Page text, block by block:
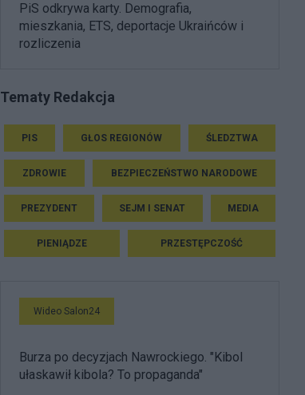
PiS odkrywa karty. Demografia,
mieszkania, ETS, deportacje Ukraińców i
rozliczenia
Tematy Redakcja
PIS GŁOS REGIONÓW ŚLEDZTWA
ZDROWIE BEZPIECZEŃSTWO NARODOWE
PREZYDENT SEJM I SENAT MEDIA
PIENIĄDZE PRZESTĘPCZOŚĆ
Wideo Salon24
Burza po decyzjach Nawrockiego. "Kibol
ułaskawił kibola? To propaganda"